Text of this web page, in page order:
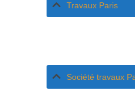
Travaux Paris
Société travaux